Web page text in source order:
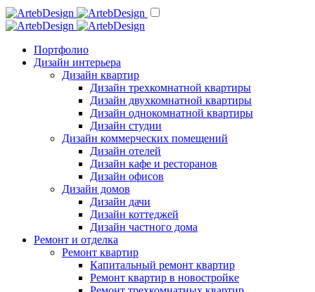
Портфолио
Дизайн интерьера
Дизайн квартир
Дизайн трехкомнатной квартиры
Дизайн двухкомнатной квартиры
Дизайн однокомнатной квартиры
Дизайн студии
Дизайн коммерческих помещений
Дизайн отелей
Дизайн кафе и ресторанов
Дизайн офисов
Дизайн домов
Дизайн дачи
Дизайн коттеджей
Дизайн частного дома
Ремонт и отделка
Ремонт квартир
Капитальный ремонт квартир
Ремонт квартир в новостройке